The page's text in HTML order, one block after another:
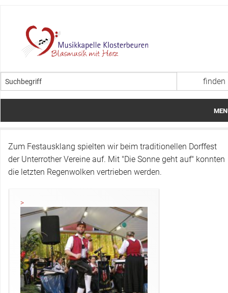
Über uns
Termine
Aktuelles
Jugendarbeit
Förderverein
Kontakt
Zum Festausklang spielten wir beim traditionellen Dorffest
der Unterrother Vereine auf. Mit "Die Sonne geht auf" konnten
die letzten Regenwolken vertrieben werden.